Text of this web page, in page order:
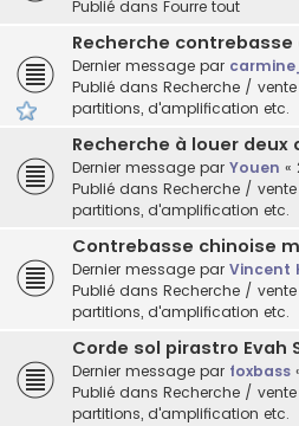
Publié dans Fourre tout
Recherche
Dernier message par
Publié dans Recherche /
partitions, d'amplification etc.
Recherche à louer deux
Dernier message par Youen «
Publié dans Recherche /
partitions, d'amplification etc.
Contrebasse chinoise
Dernier message par Vincent
Publié dans Recherche /
partitions, d'amplification etc.
Corde sol pirastro Evah
Dernier message par foxbass
Publié dans Recherche /
partitions, d'amplification etc.